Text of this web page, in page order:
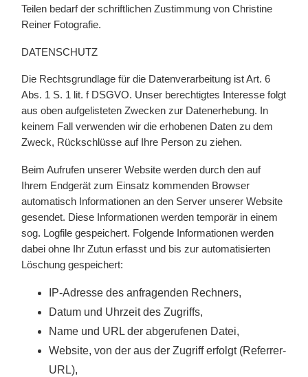
Teilen bedarf der schriftlichen Zustimmung von Christine
Reiner Fotografie.
DATENSCHUTZ
Die Rechtsgrundlage für die Datenverarbeitung ist Art. 6
Abs. 1 S. 1 lit. f DSGVO. Unser berechtigtes Interesse folgt
aus oben aufgelisteten Zwecken zur Datenerhebung. In
keinem Fall verwenden wir die erhobenen Daten zu dem
Zweck, Rückschlüsse auf Ihre Person zu ziehen.
Beim Aufrufen unserer Website werden durch den auf
Ihrem Endgerät zum Einsatz kommenden Browser
automatisch Informationen an den Server unserer Website
gesendet. Diese Informationen werden temporär in einem
sog. Logfile gespeichert. Folgende Informationen werden
dabei ohne Ihr Zutun erfasst und bis zur automatisierten
Löschung gespeichert:
IP-Adresse des anfragenden Rechners,
Datum und Uhrzeit des Zugriffs,
Name und URL der abgerufenen Datei,
Website, von der aus der Zugriff erfolgt (Referrer-
URL),